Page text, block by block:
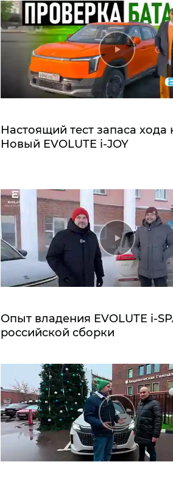
Настоящий тест запаса хода
Новый EVOLUTE i‑JOY
Опыт владения EVOLUTE
российской сборки